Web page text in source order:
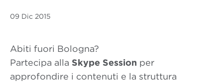
09 Dic 2015
Abiti fuori Bologna?
Partecipa alla Skype Session per
approfondire i contenuti e la struttura